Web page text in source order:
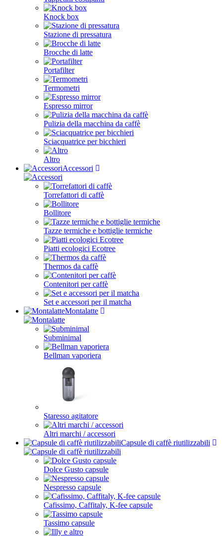
Knock box
Stazione di pressatura
Brocche di latte
Portafilter
Termometri
Espresso mirror
Pulizia della macchina da caffè
Sciacquatrice per bicchieri
Altro
Accessori
Torrefattori di caffè
Bollitore
Tazze termiche e bottiglie termiche
Piatti ecologici Ecotree
Thermos da caffè
Contenitori per caffè
Set e accessori per il matcha
Montalatte
Subminimal
Bellman vaporiera
Staresso agitatore
Altri marchi / accessori
Capsule di caffè riutilizzabili
Dolce Gusto capsule
Nespresso capsule
Cafissimo, Caffitaly, K-fee capsule
Tassimo capsule